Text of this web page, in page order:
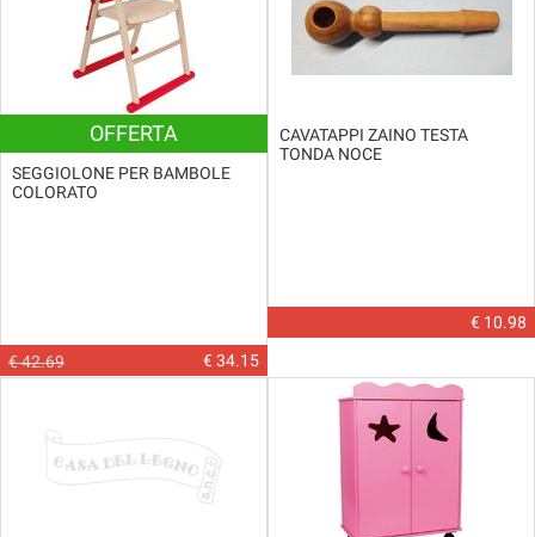
OFFERTA
SEGGIOLONE PER BAMBOLE
COLORATO
€ 42.69 € 34.15
CAVATAPPI ZAINO TESTA
TONDA NOCE
€ 10.98